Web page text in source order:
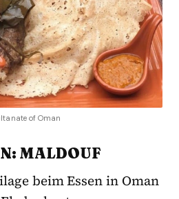
of Oman
MALDOUF
beim Essen in Oman